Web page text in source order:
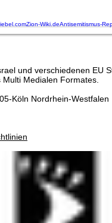
Zion-Wiki.deAntisemitismus-
und verschiedenen
Medialen Formates.
Köln Nordrhein-Westfalen